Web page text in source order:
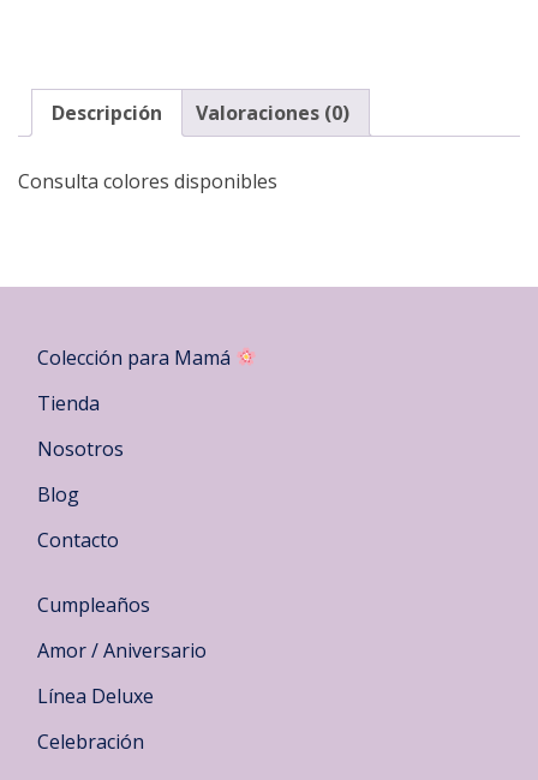
Descripción Valoraciones (0)
Consulta colores disponibles
Colección para Mamá
Tienda
Nosotros
Blog
Contacto
Cumpleaños
Amor / Aniversario
Línea Deluxe
Celebración